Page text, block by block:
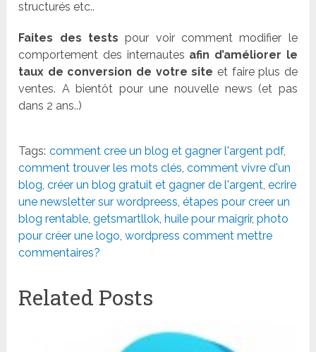
structurés etc..
Faites des tests pour voir comment modifier le
comportement des internautes afin d’améliorer le
taux de conversion de votre site et faire plus de
ventes. A bientôt pour une nouvelle news (et pas
dans 2 ans..)
Tags: comment cree un blog et gagner l'argent pdf,
comment trouver les mots clés,comment vivre d'un
blog,créer un blog gratuit et gagner de l'argent,ecrire
une newsletter sur wordpreess,étapes pour creer un
blog rentable,getsmartllok, huile pour maigrir,photo
pour créer une logo,wordpress comment mettre
commentaires?
Related Posts